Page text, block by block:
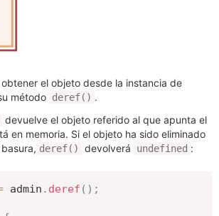
el objeto desde la instancia de
método deref() .
devuelve el objeto referido al que apunta el
en memoria. Si el objeto ha sido eliminado
deref() devolverá undefined :
admin . deref ( ) ;